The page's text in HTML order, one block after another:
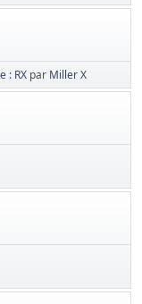
: RX par Miller X